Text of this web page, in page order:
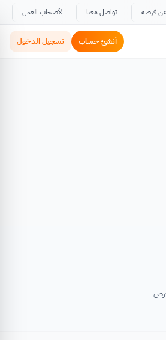
فرصة تواصل معنا لأصحاب العمل
أنشئ حساب تسجيل الدخول
فرص